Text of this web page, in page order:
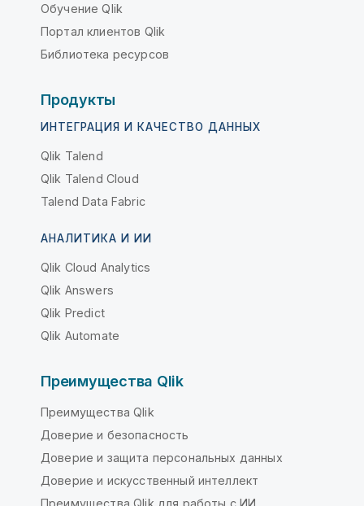
Обучение Qlik
Портал клиентов Qlik
Библиотека ресурсов
Продукты
ИНТЕГРАЦИЯ И КАЧЕСТВО ДАННЫХ
Qlik Talend
Qlik Talend Cloud
Talend Data Fabric
АНАЛИТИКА И ИИ
Qlik Cloud Analytics
Qlik Answers
Qlik Predict
Qlik Automate
Преимущества Qlik
Преимущества Qlik
Доверие и безопасность
Доверие и защита персональных данных
Доверие и искусственный интеллект